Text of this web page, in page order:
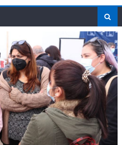
CLANDESTINOS EN
DEJA UN RECINTO
PROHIBICIÓN DE